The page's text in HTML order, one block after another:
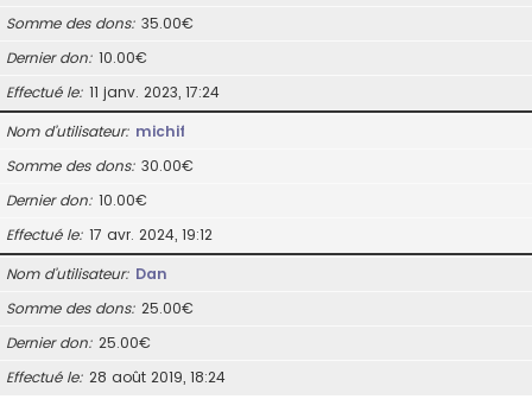
Somme des dons 35.00€
Dernier don 10.00€
Effectué le 11 janv. 2023, 17:24
Nom d’utilisateur michif
Somme des dons 30.00€
Dernier don 10.00€
Effectué le 17 avr. 2024, 19:12
Nom d’utilisateur Dan
Somme des dons 25.00€
Dernier don 25.00€
Effectué le 28 août 2019, 18:24